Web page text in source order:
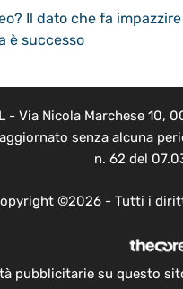
Il dato che fa impazzire
è successo
Via Nicola Marchese 10,
senza alcuna
n. 62 del
©2026 - Tutti i
pubblicitarie su questo